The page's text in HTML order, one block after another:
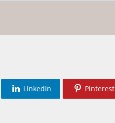
LinkedIn Pinterest